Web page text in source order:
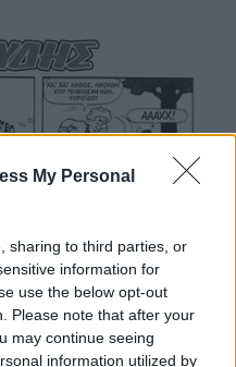
My Personal
sharing to third parties, or
information for
use the below opt-out
Please note that after your
may continue seeing
information utilized by
& Frank McDiarmid